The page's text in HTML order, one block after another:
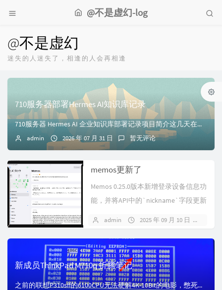
@不是虚幻-log
@不是虚幻
迷失的人迷失了，相逢的人会再相逢
710服务器部署Hermes AI知识库记录
710服务器 Hermes AI 企业知识库部署记录项目简介这几天在家庭服务器环境中完成 Hermes AI Agent 部署，实现 Seafile 企业...
admin 2026 年 07 月 31 日 暂无评论
memos更新了
Memos 0.25.0版本新增登录设备信息功
能，并将API中的`nickname`字段更新
admin 2025 年 09 月 10 日
新成员ThinkPad M710q 折腾笔记
之前的联想P310sff的6100CPU无法硬解4K-10Bit的电影，憋死我了。实在憋不住，直接上了一台联想的I3-8100，DDR38+8，核显UHD...